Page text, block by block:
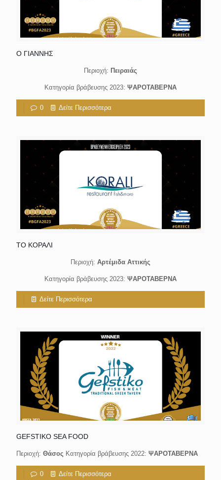
Ο ΓΙΑΝΝΗΣ
Περιοχή: Πειραιάς
Κατηγορία βράβευσης 2023: ΨΑΡΟΤΑΒΕΡΝΑ
0 Δείτε Περισσότερα
ΤΟ ΚΟΡΑΛΙ
Περιοχή: Αρτέμιδα Αττικής
Κατηγορία βράβευσης 2023: ΨΑΡΟΤΑΒΕΡΝΑ
Δείτε Περισσότερα
GEFSTIKO SEA FOOD
Περιοχή: Θάσος Κατηγορία βράβευσης 2022: ΨΑΡΟΤΑΒΕΡΝΑ
0 Δείτε Περισσότερα